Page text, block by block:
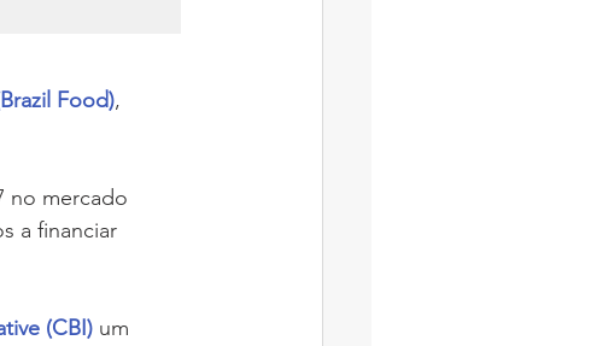
Food),
no mercado
a financiar
(CBI) um